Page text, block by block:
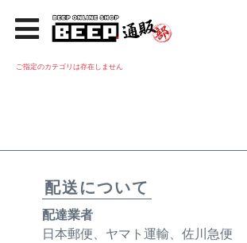
ご指定のカテゴリは存在しません
配送について
配達業者
日本郵便、ヤマト運輸、佐川急便